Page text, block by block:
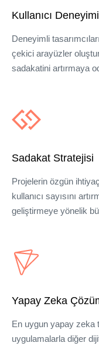
Kullanıcı
Deneyimli
çekici arayüzler
sadakatini artırmaya
Sadakat Stratejisi
Projelerin özgün
kullanıcı sayısını
geliştirmeye yönelik
Yapay Zeka
En uygun yapay zeka
uygulamalarla diğer